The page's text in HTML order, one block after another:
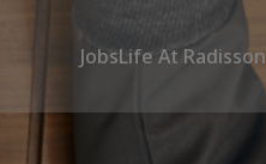
JobsLife At Radisson